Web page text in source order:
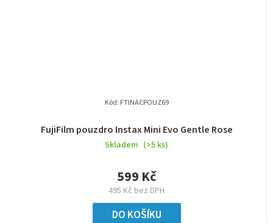
FujiFilm pouzdro Instax Mini Evo Gentle Rose
Skladem (>5 ks)
495 Kč bez DPH
599 Kč
DO KOŠÍKU
Kód: FTINACPOUZ69